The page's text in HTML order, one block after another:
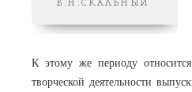
К этому же периоду
творческой деятельности